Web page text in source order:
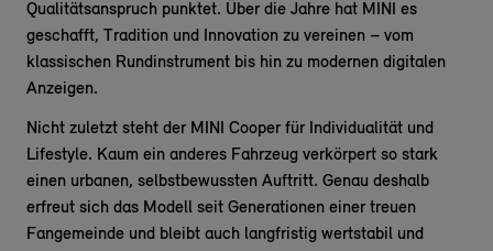
Qualitätsanspruch punktet. Über die Jahre hat MINI es
geschafft, Tradition und Innovation zu vereinen – vom
klassischen Rundinstrument bis hin zu modernen digitalen
Anzeigen.
Nicht zuletzt steht der MINI Cooper für Individualität und
Lifestyle. Kaum ein anderes Fahrzeug verkörpert so stark
einen urbanen, selbstbewussten Auftritt. Genau deshalb
erfreut sich das Modell seit Generationen einer treuen
Fangemeinde und bleibt auch langfristig wertstabil und